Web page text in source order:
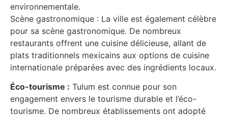
environnementale.
Scène gastronomique : La ville est également célèbre
pour sa scène gastronomique. De nombreux
restaurants offrent une cuisine délicieuse, allant de
plats traditionnels mexicains aux options de cuisine
internationale préparées avec des ingrédients locaux.
Éco-tourisme : Tulum est connue pour son
engagement envers le tourisme durable et l’éco-
tourisme. De nombreux établissements ont adopté